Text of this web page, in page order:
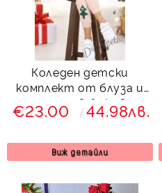
Коледен детски
комплект от блуза и
панталон в бежово с
елхички
€23.00 44.98лв.
Виж детайли